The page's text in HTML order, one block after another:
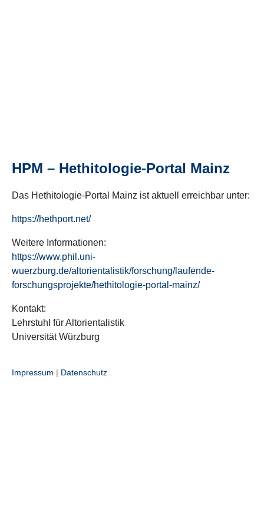
HPM – Hethitologie-Portal Mainz
Das Hethitologie-Portal Mainz ist aktuell erreichbar unter:
https://hethport.net/
Weitere Informationen:
https://www.phil.uni-
wuerzburg.de/altorientalistik/forschung/laufende-
forschungsprojekte/hethitologie-portal-mainz/
Kontakt:
Lehrstuhl für Altorientalistik
Universität Würzburg
Impressum | Datenschutz